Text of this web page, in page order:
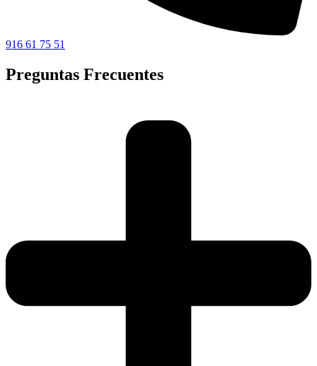
916 61 75 51
Preguntas Frecuentes